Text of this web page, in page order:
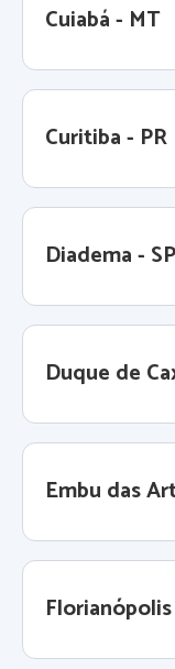
Cuiabá - MT
Curitiba - PR
Diadema - SP
Duque de
Embu das
Florianópolis